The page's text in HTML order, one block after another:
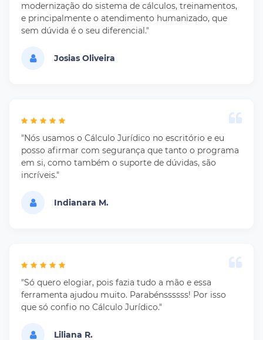
modernização do sistema de cálculos, treinamentos,
e principalmente o atendimento humanizado, que
sem dúvida é o seu diferencial."
Josias Oliveira
"Nós usamos o Cálculo Jurídico no escritório e eu
posso afirmar com segurança que tanto o programa
em si, como também o suporte de dúvidas, são
incríveis."
Indianara M.
"Só quero elogiar, pois fazia tudo a mão e essa
ferramenta ajudou muito. Parabénssssss! Por isso
que só confio no Cálculo Jurídico."
Liliana R.